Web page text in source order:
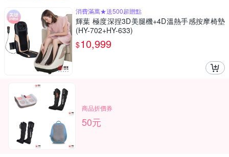
消費滿萬★送500超贈點
輝葉 極度深捏3D美腿機+4D溫熱手感按摩椅墊
(HY-702+HY-633)
$10,999
商品折價券
50元